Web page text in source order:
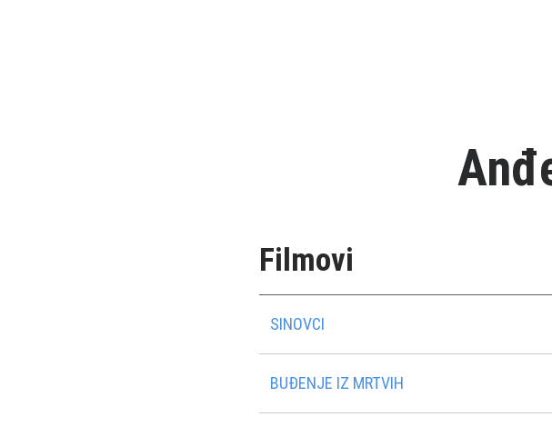
Filmovi
SINOVCI
BUĐENJE IZ MRTVIH